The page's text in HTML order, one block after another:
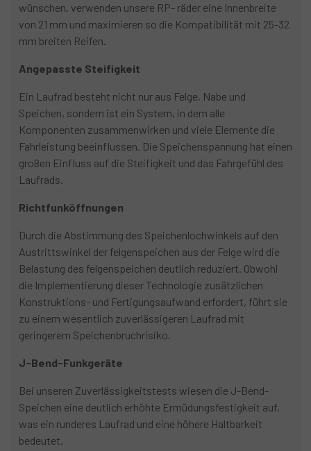
wünschen, verwenden unsere RP- räder eine Innenbreite
von 21 mm und maximieren so die Kompatibilität mit 25-32
mm breiten Reifen.
Angepasste Steifigkeit
Ein Laufrad besteht nicht nur aus Felge, Nabe und
Speichen, sondern ist ein System, in dem alle
Komponenten zusammenwirken und viele Elemente die
Fahrleistung beeinflussen. Die Speichenspannung hat einen
großen Einfluss auf die Steifigkeit und das Fahrgefühl des
Laufrads.
Richtfunköffnungen
Durch die Abstimmung des Speichenlochwinkels auf den
Austrittswinkel der felgenspeichen aus der Felge wird die
Belastung des felgenspeichen deutlich reduziert. Obwohl
die Implementierung dieser Technologie zusätzlichen
Konstruktions- und Fertigungsaufwand erfordert, führt sie
zu einem wesentlich zuverlässigeren Laufrad mit
geringerem Speichenbruchrisiko.
J-Bend-Funkgeräte
Bei unseren Zuverlässigkeitstests wiesen die J-Bend-
Speichen eine deutlich erhöhte Ermüdungsfestigkeit auf,
was ein runderes Laufrad und eine höhere Haltbarkeit
bedeutet.